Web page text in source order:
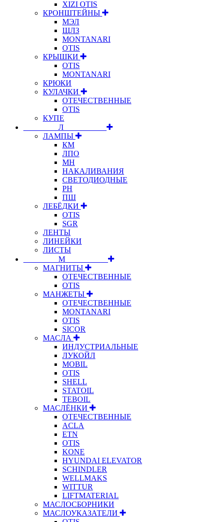
XIZI OTIS
КРОНШТЕЙНЫ
МЭЛ
ЩЛЗ
MONTANARI
OTIS
КРЫШКИ
OTIS
MONTANARI
КРЮКИ
КУЛАЧКИ
ОТЕЧЕСТВЕННЫЕ
OTIS
КУПЕ
⠀⠀⠀⠀⠀⠀Л⠀⠀⠀⠀⠀⠀⠀
ЛАМПЫ
КМ
ЛПО
МН
НАКАЛИВАНИЯ
СВЕТОДИОДНЫЕ
РН
ПШ
ЛЕБЁДКИ
OTIS
SGR
ЛЕНТЫ
ЛИНЕЙКИ
ЛИСТЫ
⠀⠀⠀⠀⠀⠀М⠀⠀⠀⠀⠀⠀⠀
МАГНИТЫ
ОТЕЧЕСТВЕННЫЕ
OTIS
МАНЖЕТЫ
ОТЕЧЕСТВЕННЫЕ
MONTANARI
OTIS
SICOR
МАСЛА
ИНДУСТРИАЛЬНЫЕ
ЛУКОЙЛ
MOBIL
OTIS
SHELL
STATOIL
TEBOIL
МАСЛЁНКИ
ОТЕЧЕСТВЕННЫЕ
ACLA
ETN
OTIS
KONE
HYUNDAI ELEVATOR
SCHINDLER
WELLMAKS
WITTUR
LIFTMATERIAL
МАСЛОСБОРНИКИ
МАСЛОУКАЗАТЕЛИ